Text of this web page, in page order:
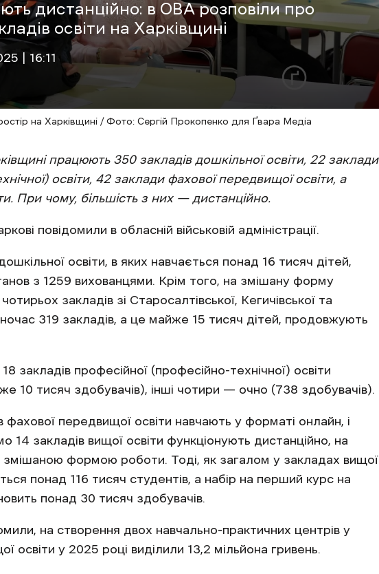
дистанційно: в ОВА розповіли про
освіти на Харківщині
| 16:11
на Харківщині / Фото: Сергій Прокопенко для Ґвара Медіа
працюють 350 закладів дошкільної освіти, 22 заклади
освіти, 42 заклади фахової передвищої освіти, а
При чому, більшість з них — дистанційно.
повідомили в обласній військовій адміністрації.
освіти, в яких навчається понад 16 тисяч дітей,
з 1259 вихованцями. Крім того, на змішану форму
закладів зі Старосалтівської, Кегичівської та
319 закладів, а це майже 15 тисяч дітей, продовжують
закладів професійної (професійно-технічної) освіти
10 тисяч здобувачів), інші чотири — очно (738 здобувачів).
передвищої освіти навчають у форматі онлайн, і
закладів вищої освіти функціонують дистанційно, на
змішаною формою роботи. Тоді, як загалом у закладах вищої
понад 116 тисяч студентів, а набір на перший курс на
понад 30 тисяч здобувачів.
на створення двох навчально-практичних центрів у
освіти у 2025 році виділили 13,2 мільйона гривень.